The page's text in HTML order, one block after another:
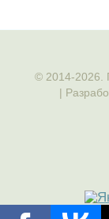
© 2014-2026.
|